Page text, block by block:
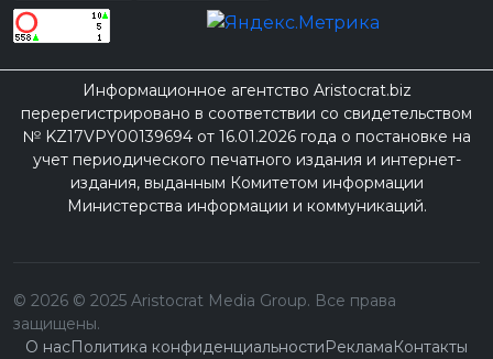
Информационное агентство Aristocrat.biz
перерегистрировано в соответствии со свидетельством
№ KZ17VPY00139694 от 16.01.2026 года о постановке на
учет периодического печатного издания и интернет-
издания, выданным Комитетом информации
Министерства информации и коммуникаций.
© 2026 © 2025 Aristocrat Media Group. Все права
защищены.
О насПолитика конфиденциальностиРекламаКонтакты